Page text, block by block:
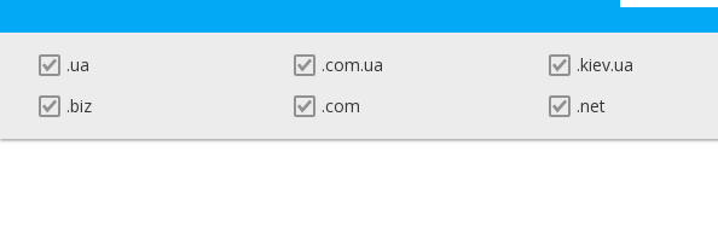
.ua .com.ua .kiev.ua
.biz
.com .net